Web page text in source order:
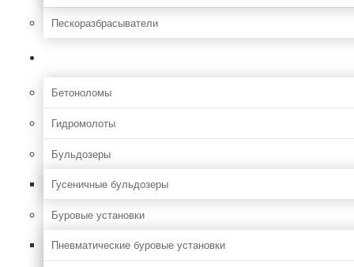
Пескоразбрасыватели
Бетоноломы
Гидромолоты
Бульдозеры
Гусеничные бульдозеры
Буровые установки
Пневматические буровые установки